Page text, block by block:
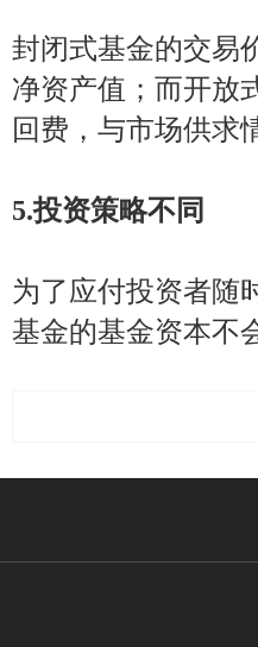
封闭式基金的交易
净资产值；而开放
回费，与市场供求
5.投资策略不同
为了应付投资者随
基金的基金资本不